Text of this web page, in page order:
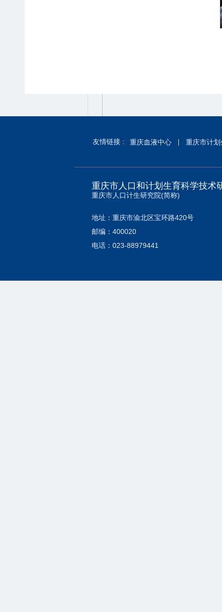
友情链接 : 重庆血液中心 重庆市计
重庆市人口和计划生育科学技术
重庆市人口计生研究院(简称)
地址：重庆市渝北区宝环路420号
邮编：400020
电话：023-88979441